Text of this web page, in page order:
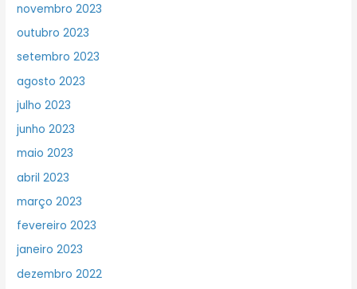
novembro 2023
outubro 2023
setembro 2023
agosto 2023
julho 2023
junho 2023
maio 2023
abril 2023
março 2023
fevereiro 2023
janeiro 2023
dezembro 2022